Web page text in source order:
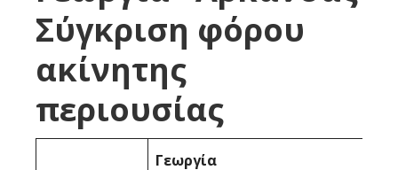
Σύγκριση φόρου
ακίνητης
περιουσίας
Γεωργία